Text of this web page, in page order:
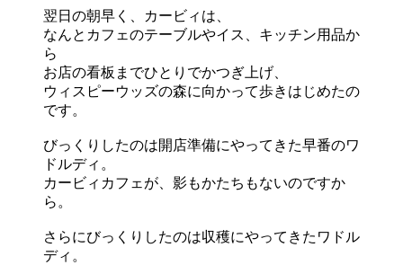
翌日の朝早く、カービィは、
なんとカフェのテーブルやイス、キッチン用品か
ら
お店の看板までひとりでかつぎ上げ、
ウィスピーウッズの森に向かって歩きはじめたの
です。
びっくりしたのは開店準備にやってきた早番のワ
ドルディ。
カービィカフェが、影もかたちもないのですか
ら。
さらにびっくりしたのは収穫にやってきたワドル
ディ。